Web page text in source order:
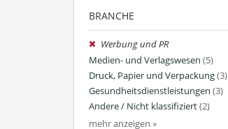
BRANCHE
Werbung und PR
Medien- und Verlagswesen (5)
Druck, Papier und Verpackung(3)
Gesundheitsdienstleistungen (3)
Andere / Nicht klassifiziert(2)
mehr anzeigen »